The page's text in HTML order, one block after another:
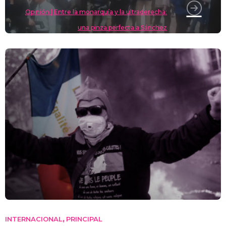
Opinión | Entre la monarquía y la ultraderecha:
una pinza perfecta a Sánchez
INTERNACIONAL, PRINCIPAL